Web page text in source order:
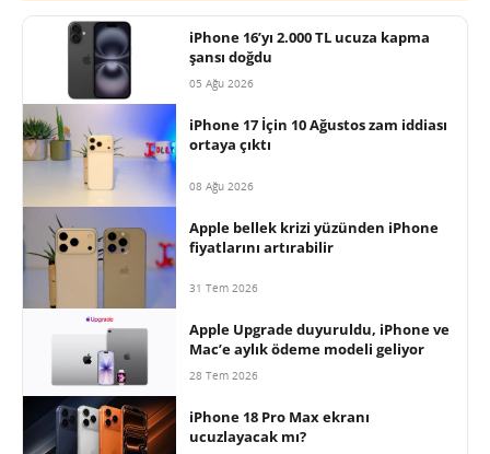
iPhone 16’yı 2.000 TL ucuza kapma
şansı doğdu
05 Ağu 2026
iPhone 17 İçin 10 Ağustos zam iddiası
ortaya çıktı
08 Ağu 2026
Apple bellek krizi yüzünden iPhone
fiyatlarını artırabilir
31 Tem 2026
Apple Upgrade duyuruldu, iPhone ve
Mac’e aylık ödeme modeli geliyor
28 Tem 2026
iPhone 18 Pro Max ekranı
ucuzlayacak mı?